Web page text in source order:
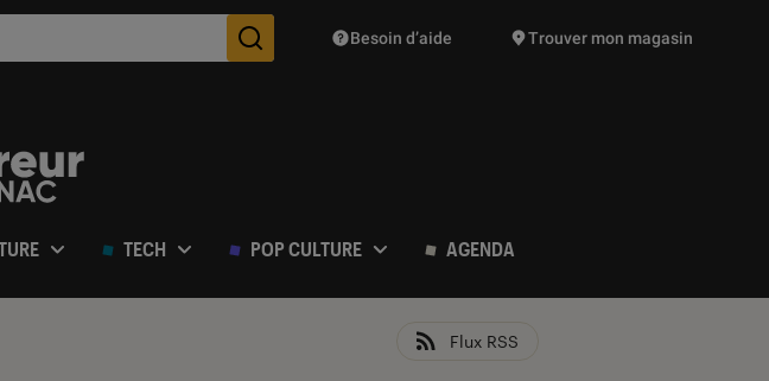
Des suggestions de produits vont vous être proposées
Besoin d’aide Trouver mon magasin
TECH POP CULTURE AGENDA
Flux RSS